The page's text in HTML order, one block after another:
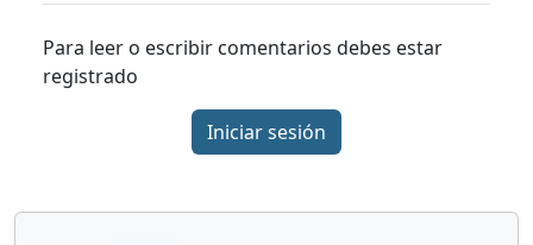
Para leer o escribir comentarios debes estar
registrado
Iniciar sesión